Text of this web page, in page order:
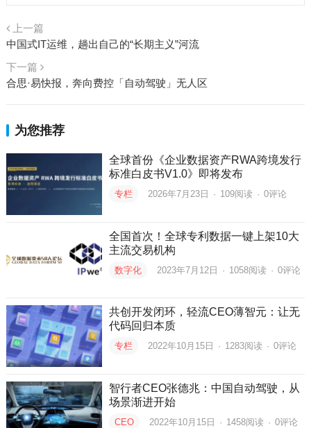
上一篇
中国式IT运维，趟出自己的“长期主义”河流
下一篇
合思·易快报，奔向费控「自动驾驶」无人区
为您推荐
全球首份《企业数据资产RWA跨境发行
标准白皮书V1.0》即将发布
专栏 2026年7月23日 · 109阅读 · 0评论
全国首次！全球专利数据一键上架10大
主流交易机构
数字化 2023年7月12日 · 1058阅读 · 0评论
共创开发闭环，轻流CEO薄智元：让无
代码回归本质
专栏 2022年10月15日 · 1283阅读 · 0评论
智行者CEO张德兆：中国自动驾驶，从
场景渐进开始
CEO 2022年10月15日 · 1458阅读 · 0评论